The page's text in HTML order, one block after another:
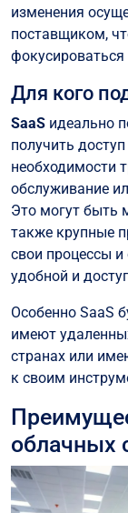
изменения
поставщиком,
фокусироваться
Для кого
SaaS идеально
получить
необходимости
обслуживание
Это могут быть
также крупные
свои процессы
удобной и
Особенно SaaS
имеют
странах или
к своим
облачных